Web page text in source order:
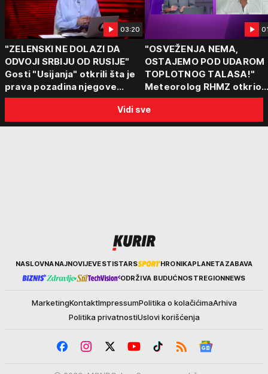
03:20
"ZELENSKI NE DOLAZI DA
ODVOJI SRBIJU OD RUSIJE"
Gosti "Usijanja" otkrili šta je
prava pozadina njegove
posete Beogradu
"OSVEŽENJA NEMA,
OSTAJEMO POD UDAROM
TOPLOTNOG TALASA!"
Meteorolog RHMZ otkrio
kakvo vreme nas čeka do
kraja avgusta
Vidi sve
KurirNASLOVNANAJNOVIJEVESTISTARS HRONIKAPLANETAZABAVA
ODRŽIVA BUDUĆNOSTREGIONNEWS
MarketingKontaktImpressumPolitika o kolačićimaArhiva
Politika privatnostiUslovi korišćenja